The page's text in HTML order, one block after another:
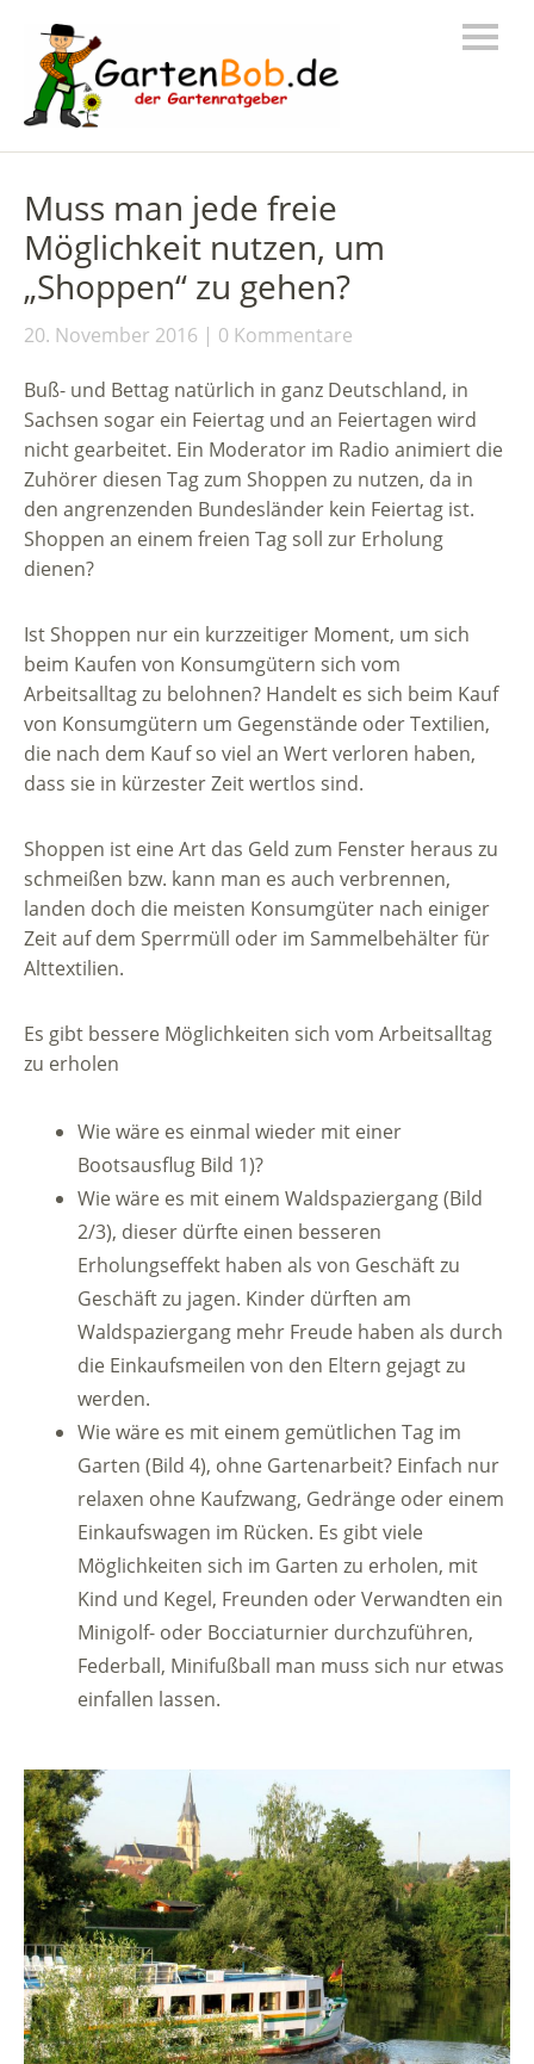
Muss man jede freie
Möglichkeit nutzen, um
„Shoppen“ zu gehen?
20. November 2016 0 Kommentare
Buß- und Bettag natürlich in ganz Deutschland, in
Sachsen sogar ein Feiertag und an Feiertagen wird
nicht gearbeitet. Ein Moderator im Radio animiert die
Zuhörer diesen Tag zum Shoppen zu nutzen, da in
den angrenzenden Bundesländer kein Feiertag ist.
Shoppen an einem freien Tag soll zur Erholung
dienen?
Ist Shoppen nur ein kurzzeitiger Moment, um sich
beim Kaufen von Konsumgütern sich vom
Arbeitsalltag zu belohnen? Handelt es sich beim Kauf
von Konsumgütern um Gegenstände oder Textilien,
die nach dem Kauf so viel an Wert verloren haben,
dass sie in kürzester Zeit wertlos sind.
Shoppen ist eine Art das Geld zum Fenster heraus zu
schmeißen bzw. kann man es auch verbrennen,
landen doch die meisten Konsumgüter nach einiger
Zeit auf dem Sperrmüll oder im Sammelbehälter für
Alttextilien.
Es gibt bessere Möglichkeiten sich vom Arbeitsalltag
zu erholen
Wie wäre es einmal wieder mit einer
Bootsausflug Bild 1)?
Wie wäre es mit einem Waldspaziergang (Bild
2/3), dieser dürfte einen besseren
Erholungseffekt haben als von Geschäft zu
Geschäft zu jagen. Kinder dürften am
Waldspaziergang mehr Freude haben als durch
die Einkaufsmeilen von den Eltern gejagt zu
werden.
Wie wäre es mit einem gemütlichen Tag im
Garten (Bild 4), ohne Gartenarbeit? Einfach nur
relaxen ohne Kaufzwang, Gedränge oder einem
Einkaufswagen im Rücken. Es gibt viele
Möglichkeiten sich im Garten zu erholen, mit
Kind und Kegel, Freunden oder Verwandten ein
Minigolf- oder Bocciaturnier durchzuführen,
Federball, Minifußball man muss sich nur etwas
einfallen lassen.